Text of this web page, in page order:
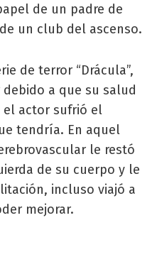
de un padre de
un club del ascenso.
de terror “Drácula”,
a que su salud
el actor sufrió el
tendría. En aquel
le restó
de su cuerpo y le
incluso viajó a
mejorar.